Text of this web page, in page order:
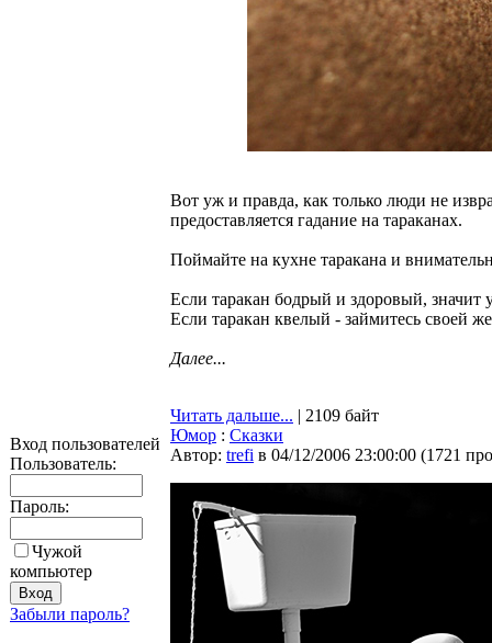
Вход пользователей
Пользователь:
Пароль:
Чужой
компьютер
Забыли пароль?
Вот уж и правда, как только люди не
предоставляется гадание на тараканах.
Поймайте на кухне таракана и
Если таракан бодрый и здоровый, значит
Если таракан квелый - займитесь своей
Далее...
Читать дальше... | 2109 байт
Юмор : Сказки
Автор: trefi в 04/12/2006 23:00:00 (1721